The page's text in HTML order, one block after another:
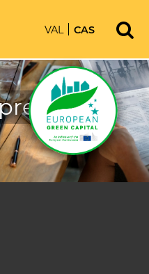
VAL CAS